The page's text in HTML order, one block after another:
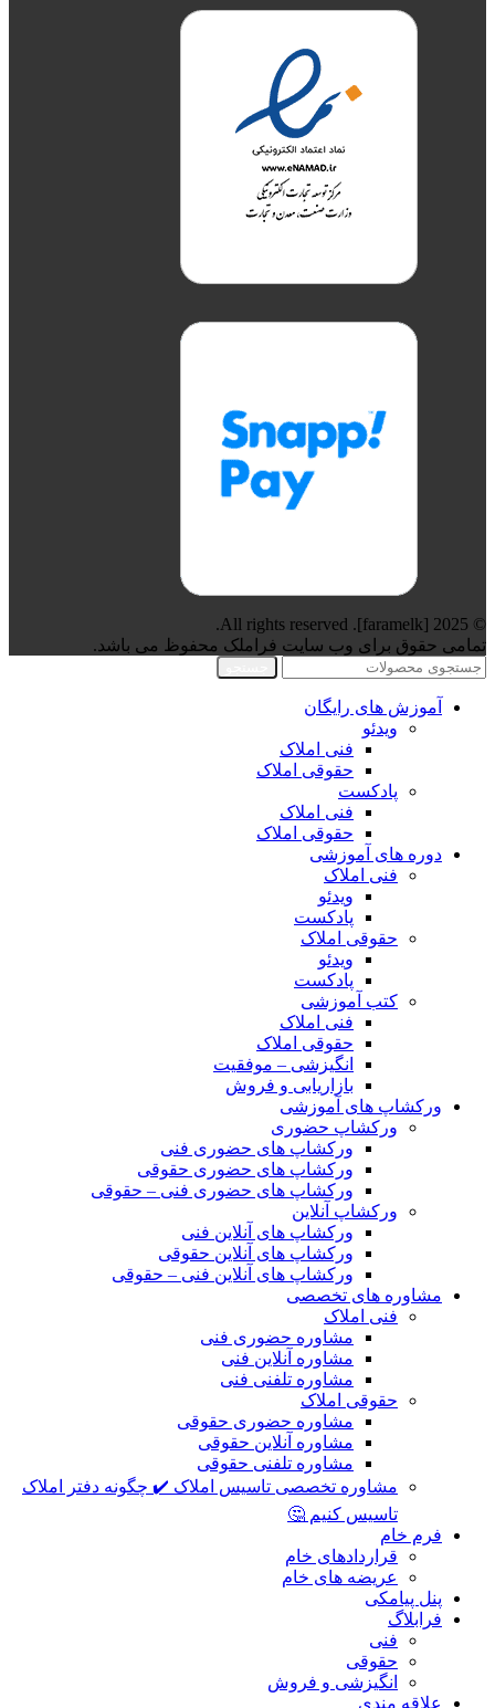
© 2025 [faramelk]. All rights reserved.
تمامی حقوق برای وب سایت فراملک محفوظ می باشد.
آموزش های رایگان
ویدئو
فنی املاک
حقوقی املاک
پادکست
فنی املاک
حقوقی املاک
دوره های آموزشی
فنی املاک
ویدئو
پادکست
حقوقی املاک
ویدئو
پادکست
کتب آموزشی
فنی املاک
حقوقی املاک
انگیزشی – موفقیت
بازاریابی و فروش
ورکشاپ های آموزشی
ورکشاپ حضوری
ورکشاپ های حضوری فنی
ورکشاپ های حضوری حقوقی
ورکشاپ های حضوری فنی – حقوقی
ورکشاپ آنلاین
ورکشاپ های آنلاین فنی
ورکشاپ های آنلاین حقوقی
ورکشاپ های آنلاین فنی – حقوقی
مشاوره های تخصصی
فنی املاک
مشاوره حضوری فنی
مشاوره آنلاین فنی
مشاوره تلفنی فنی
حقوقی املاک
مشاوره حضوری حقوقی
مشاوره آنلاین حقوقی
مشاوره تلفنی حقوقی
مشاوره تخصصی تاسیس املاک ✔️ چگونه دفتر املاک
تاسیس کنیم 🤔
فرم خام
قراردادهای خام
عریضه های خام
پنل پیامکی
فرابلاگ
فنی
حقوقی
انگیزشی و فروش
علاقه مندی